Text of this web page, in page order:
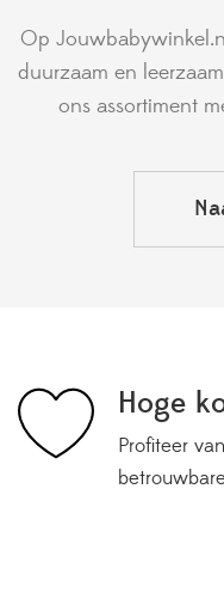
Op
duurzaam en
ons assortiment
Hoge
Profiteer